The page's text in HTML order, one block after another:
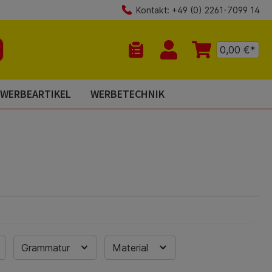
Kontakt: +49 (0) 2261-7099 14
Du hast 0 Produkte auf dem
0,00 €*
WERBEARTIKEL WERBETECHNIK
Grammatur Material